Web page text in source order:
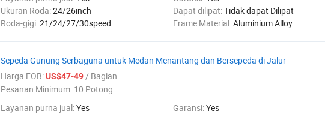
Ukuran Roda:24/26inch Dapat dilipat:Tidak dapat Dilipat
Roda-gigi:21/24/27/30speed Frame Material:Aluminium Alloy
Sepeda Gunung Serbaguna untuk Medan Menantang dan Bersepeda di Jalur
Harga FOB:US$47-49/ Bagian
Pesanan Minimum: 10 Potong
Layanan purna jual:Yes Garansi:Yes